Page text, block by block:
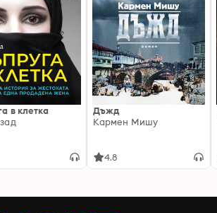
в клетка
Дъжд
Кармен Мишу
4.8